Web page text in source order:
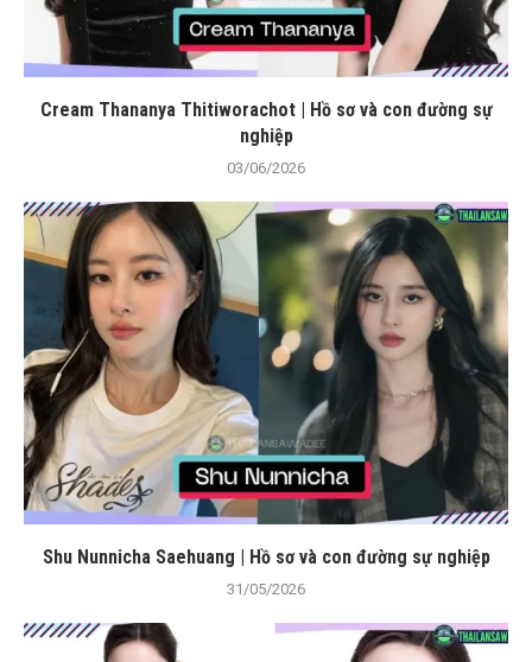
Cream Thananya Thitiworachot | Hồ sơ và con đường sự
nghiệp
03/06/2026
Shu Nunnicha Saehuang | Hồ sơ và con đường sự nghiệp
31/05/2026